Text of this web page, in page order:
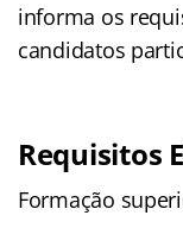
informa os
candidatos
Requisitos
Formação